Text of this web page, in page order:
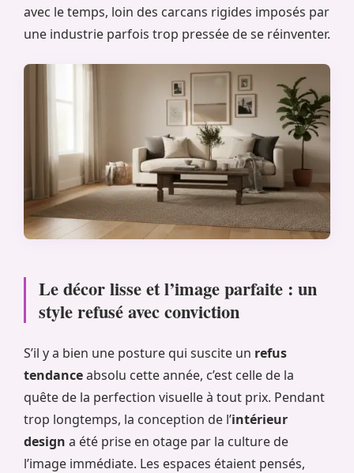
avec le temps, loin des carcans rigides imposés par
une industrie parfois trop pressée de se réinventer.
Le décor lisse et l’image parfaite : un
style refusé avec conviction
S’il y a bien une posture qui suscite un refus
tendanceabsolu cette année, c’est celle de la
quête de la perfection visuelle à tout prix. Pendant
trop longtemps, la conception de l’intérieur
design a été prise en otage par la culture de
l’image immédiate. Les espaces étaient pensés,